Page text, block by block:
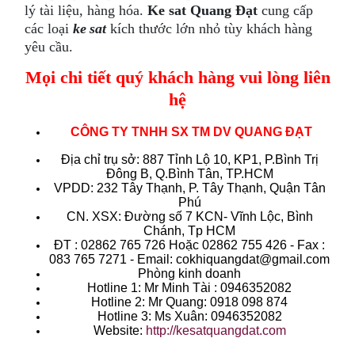
lý tài liệu, hàng hóa.Ke sat Qua​ng Đạt cung cấp
các loạike satkích thước lớn nhỏ tùy khách hàng
yêu cầu.
Mọi chi tiết quý khách hàng vui lòng liên
hệ
CÔNG TY TNHH SX TM DV QUANG ĐẠT
Địa chỉ trụ sở: 887 Tỉnh Lộ 10, KP1, P.Bình Trị
Đông B, Q.Bình Tân, TP.HCM
VPDD: 232 Tây Thạnh, P. Tây Thạnh, Quận Tân
Phú
CN. XSX: Đường số 7 KCN- Vĩnh Lộc, Bình
Chánh, Tp HCM
ÐT : 02862 765 726 Hoặc 02862 755 426 - Fax :
083 765 7271 - Email: cokhiquangdat@gmail.com
Phòng kinh doanh
Hotline 1: Mr Minh Tài : 0946352082
Hotline 2: Mr Quang: 0918 098 874
Hotline 3: Ms Xuân: 0946352082
Website: http://kesatquangdat.com